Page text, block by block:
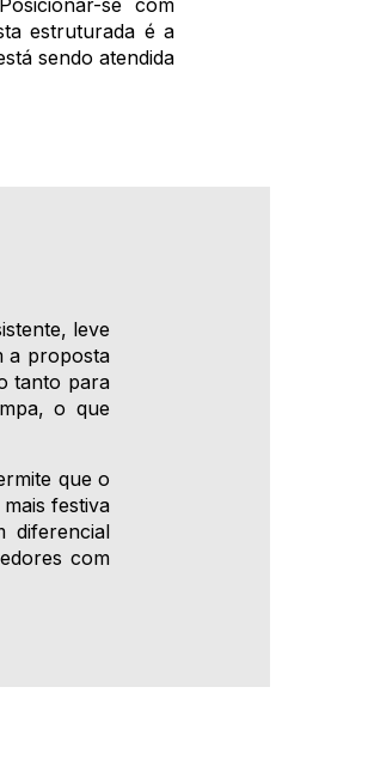
estruturada é a
sendo atendida
leve
a proposta
tanto para
o que
que o
festiva
diferencial
com